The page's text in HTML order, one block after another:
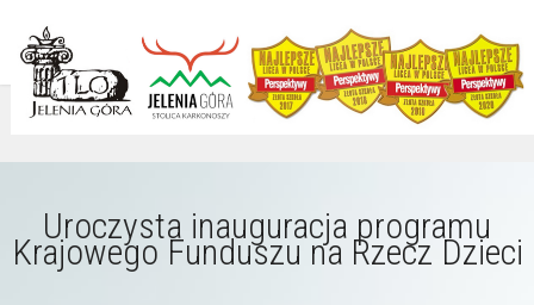
Uroczysta inauguracja programu
Krajowego Funduszu na Rzecz Dzieci